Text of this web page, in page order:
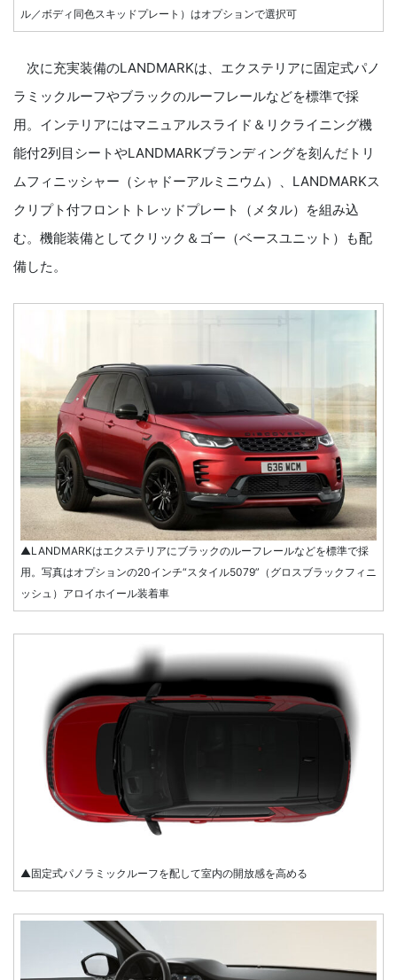
ル／ボディ同色スキッドプレート）はオプションで選択可
次に充実装備のLANDMARKは、エクステリアに固定式パノ
ラミックルーフやブラックのルーフレールなどを標準で採
用。インテリアにはマニュアルスライド＆リクライニング機
能付2列目シートやLANDMARKブランディングを刻んだトリ
ムフィニッシャー（シャドーアルミニウム）、LANDMARKス
クリプト付フロントトレッドプレート（メタル）を組み込
む。機能装備としてクリック＆ゴー（ベースユニット）も配
備した。
▲LANDMARKはエクステリアにブラックのルーフレールなどを標準で採
用。写真はオプションの20インチ“スタイル5079”（グロスブラックフィニ
ッシュ）アロイホイール装着車
▲固定式パノラミックルーフを配して室内の開放感を高める